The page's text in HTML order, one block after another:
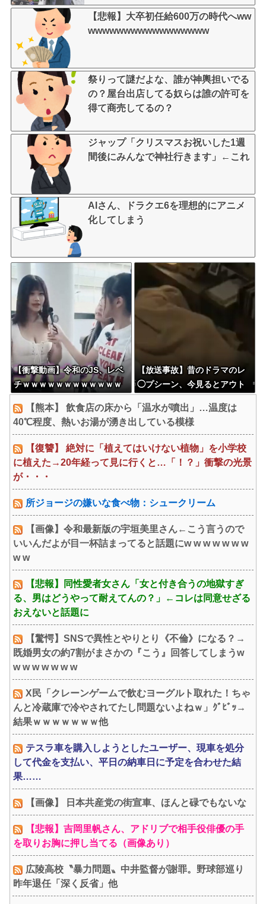
【悲報】大卒初任給600万の時代へww
wwwwwwwwwwwwwwwww
祭りって謎だよな、誰が神輿担いでる
の？屋台出店してる奴らは誰の許可を
得て商売してるの？
ジャップ「クリスマスお祝いした1週
間後にみんなで神社行きます」←これ
AIさん、ドラクエ6を理想的にアニメ
化してしまう
【衝撃動画】令和のJS、レベ
チｗｗｗｗｗｗｗｗｗｗｗｗ
ｗｗｗｗｗｗｗｗｗｗｗｗｗ
ｗｗｗｗｗ
【放送事故】昔のドラマのレ
◯プシーン、今見るとアウト
すぎる・・・
【熊本】 飲食店の床から「温水が噴出」…温度は
40℃程度、熱いお湯が湧き出している模様
【復讐】 絶対に「植えてはいけない植物」を小学校
に植えた→20年経って見に行くと…「！？」衝撃の光景
が・・・
所ジョージの嫌いな食べ物：シュークリーム
【画像】令和最新版の宇垣美里さん←こう言うので
いいんだよが目一杯詰まってると話題にw w w w w w w
w w
【悲報】同性愛者女さん「女と付き合うの地獄すぎ
る、男はどうやって耐えてんの？」←コレは同意せざる
おえないと話題に
【驚愕】SNSで異性とやりとり《不倫》になる？→
既婚男女の約7割がまさかの『こう』回答してしまうw
w w w w w w w
X民「クレーンゲームで飲むヨーグルト取れた！ちゃ
んと冷蔵庫で冷やされてたし問題ないよねｗ」ｸﾞﾋﾞｯ→
結果ｗｗｗｗｗｗｗ他
テスラ車を購入しようとしたユーザー、現車を処分
して代金を支払い、平日の納車日に予定を合わせた結
果……
【画像】 日本共産党の街宣車、ほんと碌でもないな
【悲報】吉岡里帆さん、アドリブで相手役俳優の手
を取りお胸に押し当てる（画像あり）
広陵高校〝暴力問題〟中井監督が謝罪。野球部巡り
昨年退任「深く反省」他